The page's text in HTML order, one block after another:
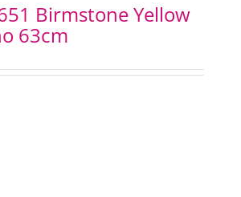
Birmstone Yellow
63cm